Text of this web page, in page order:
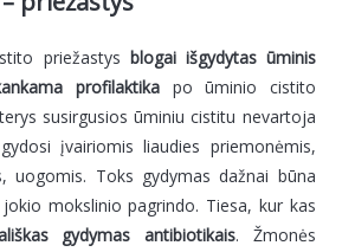
priežastys blogai išgydytas ūminis
profilaktika po ūminio cistito
susirgusios ūminiu cistitu nevartoja
įvairiomis liaudies priemonėmis,
uogomis. Toks gydymas dažnai būna
mokslinio pagrindo. Tiesa, kur kas
gydymas antibiotikais. Žmonės